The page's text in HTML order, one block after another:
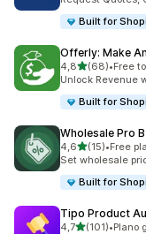
Built for
Offerly: Make
4,8de 5 estrelas
(68)
68 total de•Free
Unlock Revenue
Built for
Wholesale Pro
4,6de 5 estrelas
(15)
15 total de•Free
Set wholesale
Built for
Tipo Product
4,7de 5 estrelas
(101)•Plano